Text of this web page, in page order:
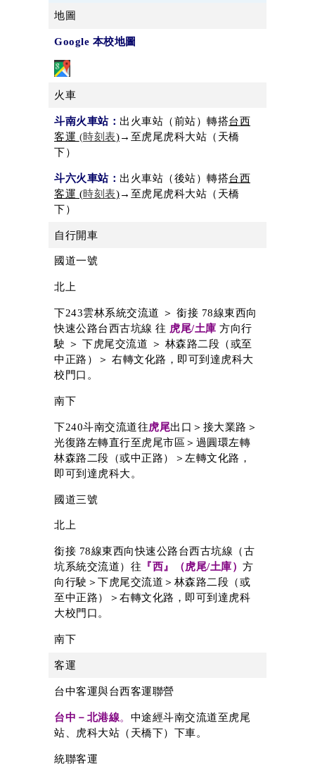
地圖
Google 本校地圖
火車
斗南火車站： 出火車站（前站）轉搭台西
客運 (時刻表)→至虎尾虎科大站（天橋
下）
斗六火車站： 出火車站（後站）轉搭台西
客運 (時刻表)→ 至虎尾虎科大站（天橋
下）
自行開車
國道一號
北上
下243雲林系統交流道 ＞ 銜接 78線東西向
快速公路台西古坑線 往 虎尾/土庫 方向行
駛 ＞ 下虎尾交流道 ＞ 林森路二段（或至
中正路）＞ 右轉文化路，即可到達虎科大
校門口。
南下
下240斗南交流道往虎尾出口 ＞ 接大業路 ＞
光復路左轉直行至虎尾市區 ＞ 過圓環左轉
林森路二段（或中正路）
＞ 左轉文化路，
即可到達虎科大。
國道三號
北上
銜接 78線東西向快速公路台西古坑線（古
坑系統交流道）往 『西』（虎尾/土庫） 方
向行駛＞下虎尾交流道 ＞ 林森路二段（或
至中正路）＞ 右轉文化路，即可到達虎科
大校門口。
南下
客運
台中客運與台西客運聯營
台中－北港線。 中途經斗南交流道至虎尾
站、虎科大站（天橋下）下車。
統聯客運